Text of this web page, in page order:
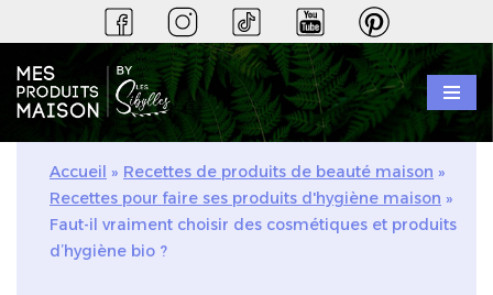
au
contenu
Accueil » Recettes de produits de beauté maison »
Recettes pour faire ses produits d'hygiène maison »
Faut-il vraiment choisir des cosmétiques et produits
d’hygiène bio ?